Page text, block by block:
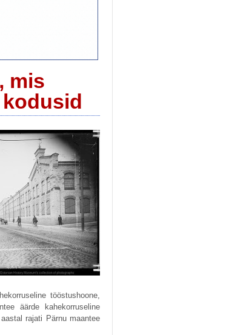
mis
tööstushoone,
äärde kahekorruseline
rajati Pärnu maantee